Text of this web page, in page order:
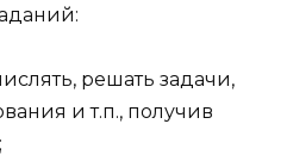
решать задачи,
и т.п., получив